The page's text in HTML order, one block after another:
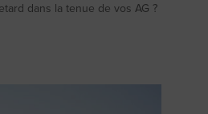
dans la tenue de vos AG ?